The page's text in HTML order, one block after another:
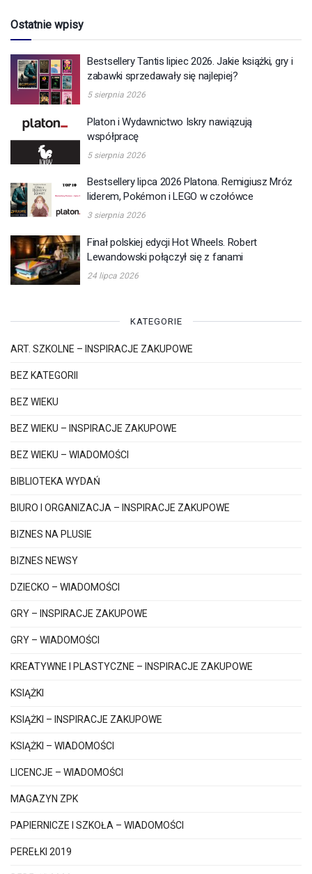
Ostatnie wpisy
Bestsellery Tantis lipiec 2026. Jakie książki, gry i
zabawki sprzedawały się najlepiej?
5 sierpnia 2026
Platon i Wydawnictwo Iskry nawiązują
współpracę
5 sierpnia 2026
Bestsellery lipca 2026 Platona. Remigiusz Mróz
liderem, Pokémon i LEGO w czołówce
3 sierpnia 2026
Finał polskiej edycji Hot Wheels. Robert
Lewandowski połączył się z fanami
24 lipca 2026
KATEGORIE
ART. SZKOLNE – INSPIRACJE ZAKUPOWE
BEZ KATEGORII
BEZ WIEKU
BEZ WIEKU – INSPIRACJE ZAKUPOWE
BEZ WIEKU – WIADOMOŚCI
BIBLIOTEKA WYDAŃ
BIURO I ORGANIZACJA – INSPIRACJE ZAKUPOWE
BIZNES NA PLUSIE
BIZNES NEWSY
DZIECKO – WIADOMOŚCI
GRY – INSPIRACJE ZAKUPOWE
GRY – WIADOMOŚCI
KREATYWNE I PLASTYCZNE – INSPIRACJE ZAKUPOWE
KSIĄŻKI
KSIĄŻKI – INSPIRACJE ZAKUPOWE
KSIĄŻKI – WIADOMOŚCI
LICENCJE – WIADOMOŚCI
MAGAZYN ZPK
PAPIERNICZE I SZKOŁA – WIADOMOŚCI
PEREŁKI 2019